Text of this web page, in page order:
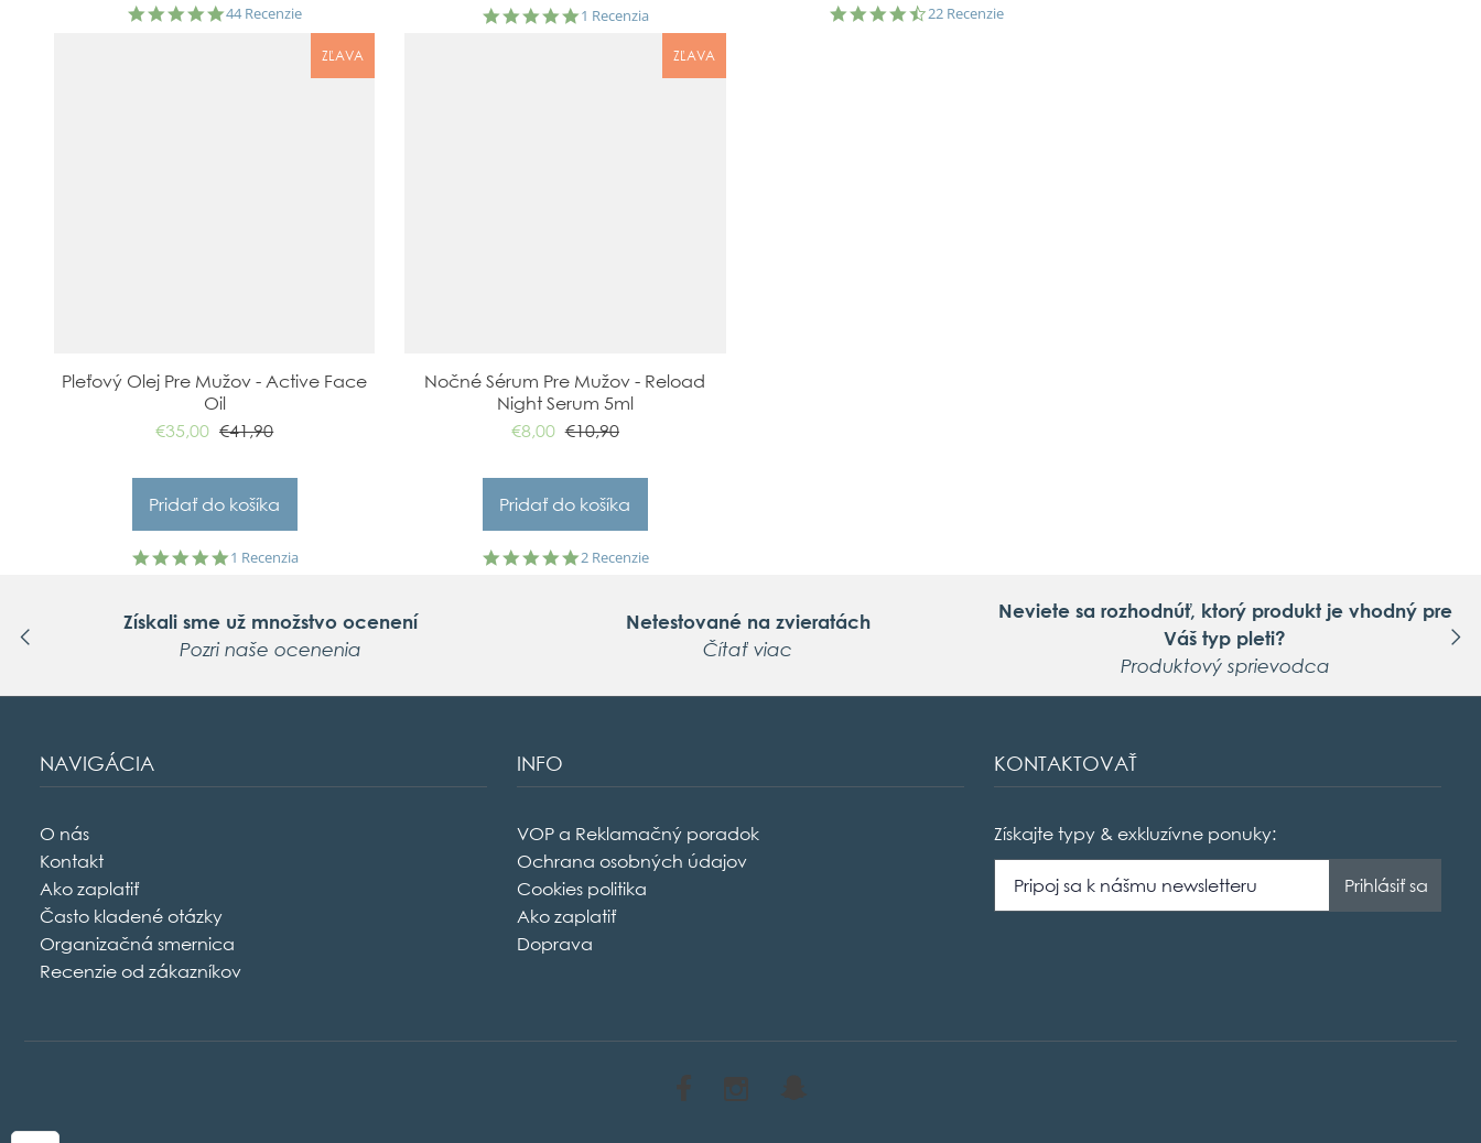
4.9
44 Recenzie
5.0
1 Recenzia
4.7
22 Recenzie
ZĽAVA
Pleťový Olej Pre Mužov - Active Face
Oil
€35,00 €41,90
5.0
1 Recenzia
ZĽAVA
Nočné Sérum Pre Mužov - Reload
Night Serum 5ml
€8,00 €10,90
5.0
2 Recenzie
Získali sme už množstvo ocenení
Pozri naše ocenenia
Netestované na zvieratách
Čítať viac
Neviete sa rozhodnúť, ktorý produkt je vhodný pre
Váš typ pleti?
Produktový sprievodca
NAVIGÁCIA
O nás
Kontakt
Ako zaplatiť
Často kladené otázky
Organizačná smernica
Recenzie od zákazníkov
INFO
VOP a Reklamačný poradok
Ochrana osobných údajov
Cookies politika
Ako zaplatiť
Doprava
KONTAKTOVAŤ
Získajte typy & exkluzívne ponuky: